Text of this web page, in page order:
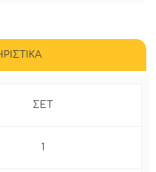
ΣΕΤ
1